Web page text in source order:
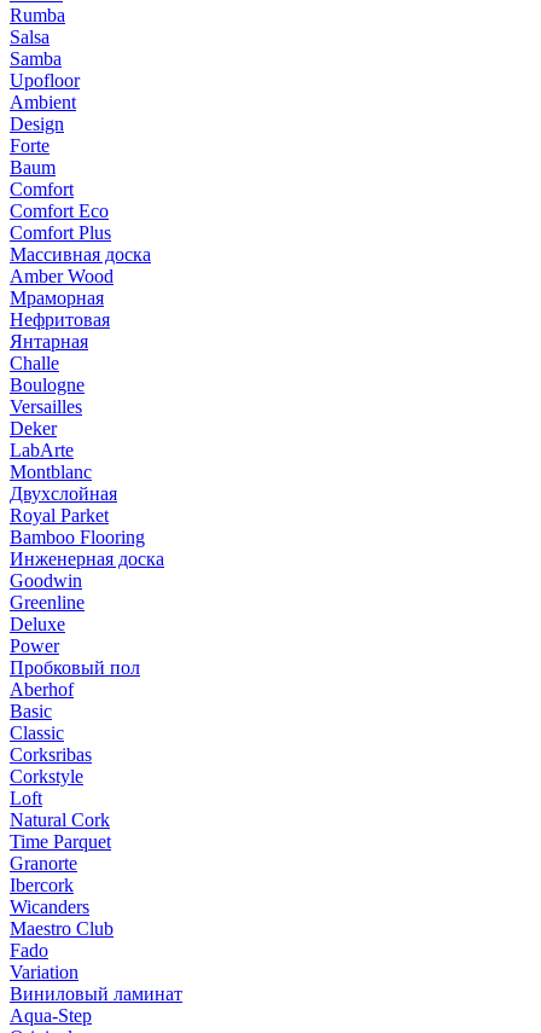
Rumba
Salsa
Samba
Upofloor
Ambient
Design
Forte
Baum
Comfort
Comfort Eco
Comfort Plus
Массивная доска
Amber Wood
Мраморная
Нефритовая
Янтарная
Challe
Boulogne
Versailles
Deker
LabArte
Montblanc
Двухслойная
Royal Parket
Bamboo Flooring
Инженерная доска
Goodwin
Greenline
Deluxe
Power
Пробковый пол
Aberhof
Basic
Classic
Corksribas
Corkstyle
Loft
Natural Cork
Time Parquet
Granorte
Ibercork
Wicanders
Мaestro Club
Fado
Variation
Виниловый ламинат
Aqua-Step